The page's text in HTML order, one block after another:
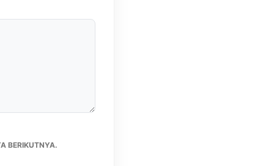
BERIKUTNYA.